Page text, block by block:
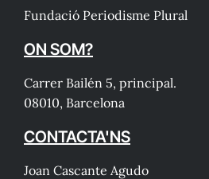
Fundació Periodisme Plural
ON SOM?
Carrer Bailén 5, principal.
08010, Barcelona
CONTACTA'NS
Joan Cascante Agudo